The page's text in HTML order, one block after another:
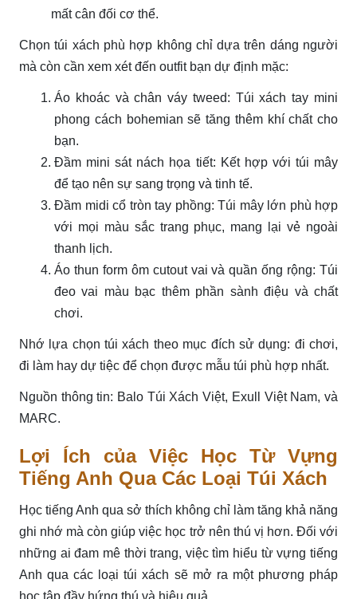
mất cân đối cơ thể.
Chọn túi xách phù hợp không chỉ dựa trên dáng người
mà còn cần xem xét đến outfit bạn dự định mặc:
Áo khoác và chân váy tweed: Túi xách tay mini
phong cách bohemian sẽ tăng thêm khí chất cho
bạn.
Đầm mini sát nách họa tiết: Kết hợp với túi mây
để tạo nên sự sang trọng và tinh tế.
Đầm midi cổ tròn tay phồng: Túi mây lớn phù hợp
với mọi màu sắc trang phục, mang lại vẻ ngoài
thanh lịch.
Áo thun form ôm cutout vai và quần ống rộng: Túi
đeo vai màu bạc thêm phần sành điệu và chất
chơi.
Nhớ lựa chọn túi xách theo mục đích sử dụng: đi chơi,
đi làm hay dự tiệc để chọn được mẫu túi phù hợp nhất.
Nguồn thông tin: Balo Túi Xách Việt, Exull Việt Nam, và
MARC.
Lợi Ích của Việc Học Từ Vựng
Tiếng Anh Qua Các Loại Túi Xách
Học tiếng Anh qua sở thích không chỉ làm tăng khả năng
ghi nhớ mà còn giúp việc học trở nên thú vị hơn. Đối với
những ai đam mê thời trang, việc tìm hiểu từ vựng tiếng
Anh qua các loại túi xách sẽ mở ra một phương pháp
học tập đầy hứng thú và hiệu quả.